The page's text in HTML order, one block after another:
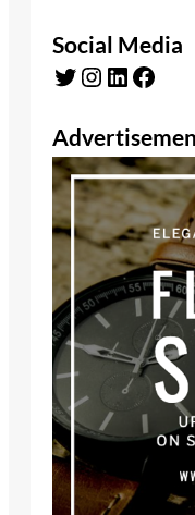
Social Media
Twitter Instagram LinkedIn Facebook